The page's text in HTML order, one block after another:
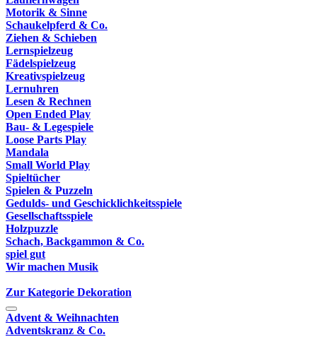
Motorik & Sinne
Schaukelpferd & Co.
Ziehen & Schieben
Lernspielzeug
Fädelspielzeug
Kreativspielzeug
Lernuhren
Lesen & Rechnen
Open Ended Play
Bau- & Legespiele
Loose Parts Play
Mandala
Small World Play
Spieltücher
Spielen & Puzzeln
Gedulds- und Geschicklichkeitsspiele
Gesellschaftsspiele
Holzpuzzle
Schach, Backgammon & Co.
spiel gut
Wir machen Musik
Zur Kategorie Dekoration
Advent & Weihnachten
Adventskranz & Co.